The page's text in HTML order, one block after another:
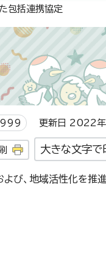
包括連携協定
更新日 2022年
大きな文字で
び、地域活性化を推